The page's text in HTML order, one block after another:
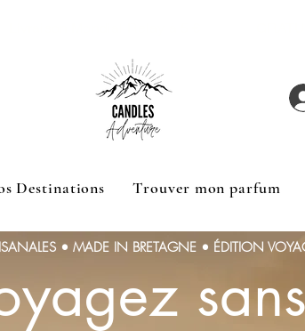
Destinations Trouver mon parfum
• MADE IN BRETAGNE • ÉDITION